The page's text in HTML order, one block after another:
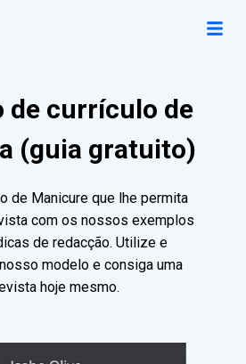
de currículo de
(guia gratuito)
de Manicure que lhe permita
com os nossos exemplos
de redacção. Utilize e
modelo e consiga uma
hoje mesmo.